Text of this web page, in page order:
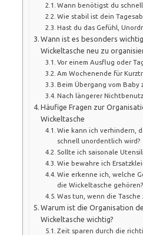
Wann benötigst du
Wie stabil ist dein
Hast du das Gefühl,
Wann ist es besonders
Wickeltasche neu zu
Vor einem Ausflug oder
Am Wochenende für
Beim Übergang vom
Nach längerer
Häufige Fragen zur
Wickeltasche
Wie kann ich verhindern,
schnell unordentlich wird?
Sollte ich saisonale
Wie bewahre ich
Wie erkenne ich, welche
die Wickeltasche gehören?
Was tun, wenn die Tasche
Warum ist die Organisation
Wickeltasche wichtig?
Zeit sparen durch die